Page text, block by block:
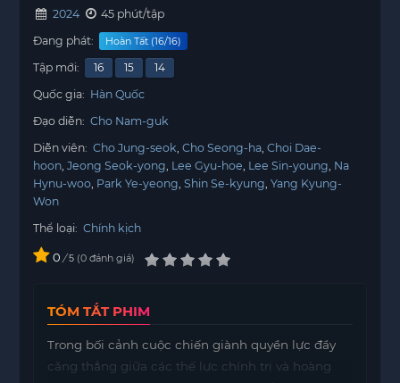
2024
45 phút/tập
Đang phát:
Hoàn Tất (16/16)
Tập mới: 16 15
14
Quốc gia: Hàn Quốc
Đạo diễn: Cho Nam-guk
Diễn viên: Cho Jung-seok Cho Seong-ha Choi Dae-
hoon Jeong Seok-yong Lee Gyu-hoe Lee Sin-young Na
Hynu-woo Park Ye-yeong Shin Se-kyung Yang Kyung-
Won
Thể loại: Chính kịch
0 / 5 0 đánh giá
TÓM TẮT PHIM
Trong bối cảnh cuộc chiến giành quyền lực đầy
căng thẳng giữa các thế lực chính trị và hoàng